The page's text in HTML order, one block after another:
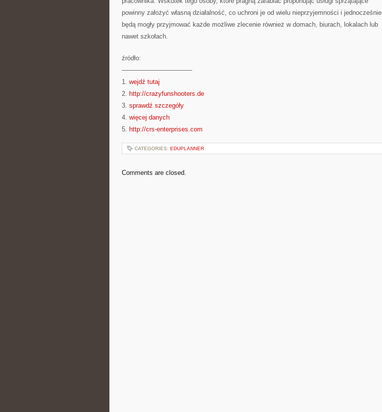
powinny założyć własną działalność, co uchroni je od wielu nieprzyjemności i jednocześnie
będą mogły przyjmować każde możliwe zlecenie również w domach, biurach, lokalach lub
nawet szkołach.
źródło:
———————————
1. wejdź tutaj
2. http://crazyfunshooters.de
3. sprawdź szczegóły
4. więcej danych
5. http://crs-enterprises.com
CATEGORIES: EDUPLANNER
Comments are closed.